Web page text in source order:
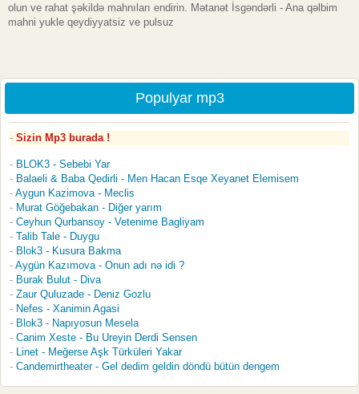
olun ve rahat şəkildə mahnıları endirin. Mətanət İsgəndərli - Ana qəlbim
mahni yukle qeydiyyatsiz ve pulsuz
Populyar mp3
Sizin Mp3 burada !
BLOK3 - Sebebi Yar
Balaeli & Baba Qedirli - Men Hacan Esqe Xeyanet Elemisem
Aygun Kazimova - Meclis
Murat Göğebakan - Diğer yarım
Ceyhun Qurbansoy - Vetenime Bagliyam
Talib Tale - Duygu
Blok3 - Kusura Bakma
Aygün Kazımova - Onun adı nə idi ?
Burak Bulut - Diva
Zaur Quluzade - Deniz Gozlu
Nefes - Xanimin Agasi
Blok3 - Napıyosun Mesela
Canim Xeste - Bu Ureyin Derdi Sensen
Linet - Meğerse Aşk Türküleri Yakar
Candemirtheater - Gel dedim geldin döndü bütün dengem